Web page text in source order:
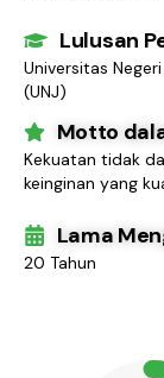
Lulusan
Universitas
(UNJ)
Motto
Kekuatan tidak
keinginan yang
Lama
20 Tahun